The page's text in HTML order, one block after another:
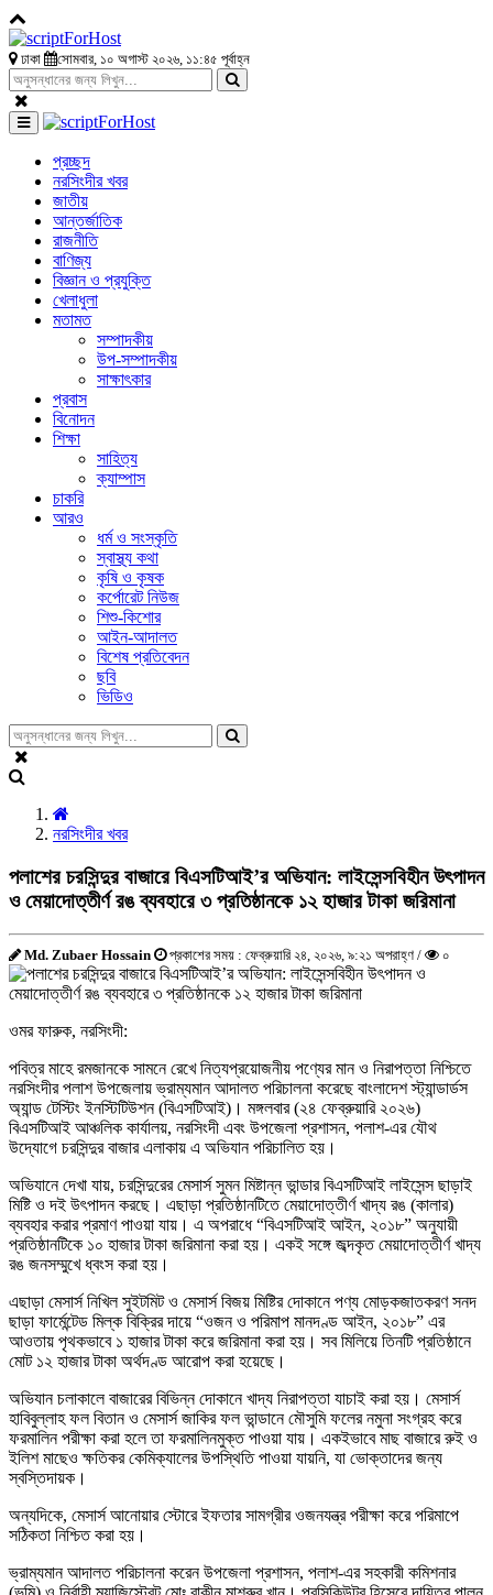
ঢাকা সোমবার, ১০ অগাস্ট ২০২৬, ১১:৪৫ পূর্বাহ্ন
প্রচ্ছদ
নরসিংদীর খবর
জাতীয়
আন্তর্জাতিক
রাজনীতি
বাণিজ্য
বিজ্ঞান ও প্রযুক্তি
খেলাধুলা
মতামত
সম্পাদকীয়
উপ-সম্পাদকীয়
সাক্ষাৎকার
প্রবাস
বিনোদন
শিক্ষা
সাহিত্য
ক্যাম্পাস
চাকরি
আরও
ধর্ম ও সংস্কৃতি
স্বাস্থ্য কথা
কৃষি ও কৃষক
কর্পোরেট নিউজ
শিশু-কিশোর
আইন-আদালত
বিশেষ প্রতিবেদন
ছবি
ভিডিও
নরসিংদীর খবর
পলাশের চরসিন্দুর বাজারে বিএসটিআই’র অভিযান: লাইসেন্সবিহীন উৎপাদন
ও মেয়াদোত্তীর্ণ রঙ ব্যবহারে ৩ প্রতিষ্ঠানকে ১২ হাজার টাকা জরিমানা
Md. Zubaer Hossain প্রকাশের সময় : ফেব্রুয়ারি ২৪, ২০২৬, ৯:২১ অপরাহ্ণ / ০
ওমর ফারুক, নরসিংদী:
পবিত্র মাহে রমজানকে সামনে রেখে নিত্যপ্রয়োজনীয় পণ্যের মান ও নিরাপত্তা নিশ্চিতে
নরসিংদীর পলাশ উপজেলায় ভ্রাম্যমান আদালত পরিচালনা করেছে বাংলাদেশ স্ট্যান্ডার্ডস
অ্যান্ড টেস্টিং ইনস্টিটিউশন (বিএসটিআই)। মঙ্গলবার (২৪ ফেব্রুয়ারি ২০২৬)
বিএসটিআই আঞ্চলিক কার্যালয়, নরসিংদী এবং উপজেলা প্রশাসন, পলাশ-এর যৌথ
উদ্যোগে চরসিন্দুর বাজার এলাকায় এ অভিযান পরিচালিত হয়।
অভিযানে দেখা যায়, চরসিন্দুরের মেসার্স সুমন মিষ্টান্ন ভান্ডার বিএসটিআই লাইসেন্স ছাড়াই
মিষ্টি ও দই উৎপাদন করছে। এছাড়া প্রতিষ্ঠানটিতে মেয়াদোত্তীর্ণ খাদ্য রঙ (কালার)
ব্যবহার করার প্রমাণ পাওয়া যায়। এ অপরাধে “বিএসটিআই আইন, ২০১৮” অনুযায়ী
প্রতিষ্ঠানটিকে ১০ হাজার টাকা জরিমানা করা হয়। একই সঙ্গে জব্দকৃত মেয়াদোত্তীর্ণ খাদ্য
রঙ জনসম্মুখে ধ্বংস করা হয়।
এছাড়া মেসার্স নিখিল সুইটমিট ও মেসার্স বিজয় মিষ্টির দোকানে পণ্য মোড়কজাতকরণ সনদ
ছাড়া ফার্মেন্টেড মিল্ক বিক্রির দায়ে “ওজন ও পরিমাপ মানদণ্ড আইন, ২০১৮” এর
আওতায় পৃথকভাবে ১ হাজার টাকা করে জরিমানা করা হয়। সব মিলিয়ে তিনটি প্রতিষ্ঠানে
মোট ১২ হাজার টাকা অর্থদণ্ড আরোপ করা হয়েছে।
অভিযান চলাকালে বাজারের বিভিন্ন দোকানে খাদ্য নিরাপত্তা যাচাই করা হয়। মেসার্স
হাবিবুল্লাহ ফল বিতান ও মেসার্স জাকির ফল ভান্ডানে মৌসুমি ফলের নমুনা সংগ্রহ করে
ফরমালিন পরীক্ষা করা হলে তা ফরমালিনমুক্ত পাওয়া যায়। একইভাবে মাছ বাজারে রুই ও
ইলিশ মাছেও ক্ষতিকর কেমিক্যালের উপস্থিতি পাওয়া যায়নি, যা ভোক্তাদের জন্য
স্বস্তিদায়ক।
অন্যদিকে, মেসার্স আনোয়ার স্টোরে ইফতার সামগ্রীর ওজনযন্ত্র পরীক্ষা করে পরিমাপে
সঠিকতা নিশ্চিত করা হয়।
ভ্রাম্যমান আদালত পরিচালনা করেন উপজেলা প্রশাসন, পলাশ-এর সহকারী কমিশনার